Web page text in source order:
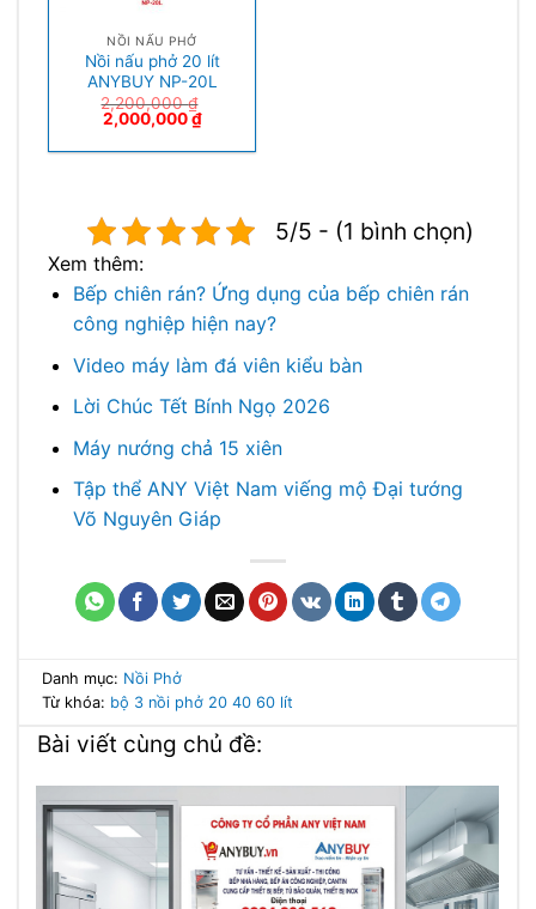
NỒI NẤU PHỞ
Nồi nấu phở 20 lít
ANYBUY NP-20L
2,200,000₫
2,000,000₫
5/5 - (1 bình chọn)
Xem thêm:
Bếp chiên rán? Ứng dụng của bếp chiên rán
công nghiệp hiện nay?
Video máy làm đá viên kiểu bàn
Lời Chúc Tết Bính Ngọ 2026
Máy nướng chả 15 xiên
Tập thể ANY Việt Nam viếng mộ Đại tướng
Võ Nguyên Giáp
Danh mục: Nồi Phở
Từ khóa: bộ 3 nồi phở 20 40 60 lít
Bài viết cùng chủ đề: